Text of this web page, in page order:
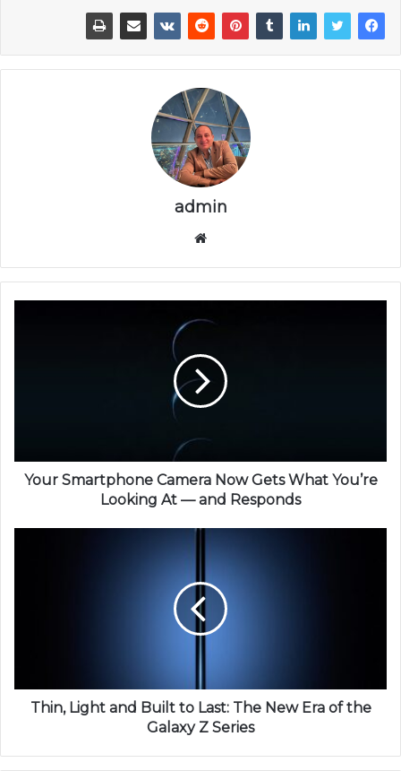
admin
Your Smartphone Camera Now Gets What You’re
Looking At — and Responds
Thin, Light and Built to Last: The New Era of the
Galaxy Z Series